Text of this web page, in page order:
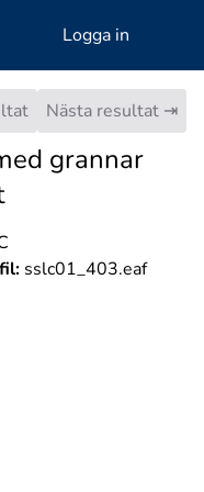
Logga in
Nästa resultat ⇥
grannar
sslc01_403.eaf